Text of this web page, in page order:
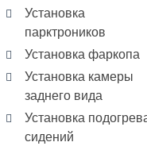
Установка
парктроников
Установка фаркопа
Установка камеры
заднего вида
Установка
сидений